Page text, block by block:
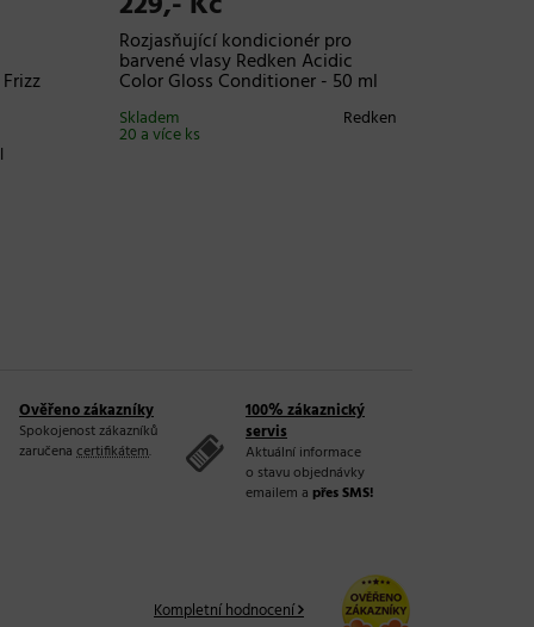
Rozjasňující kondicionér pro
barvené vlasy Redken Acidic
Color Gloss Conditioner - 50 ml
Redken
Skladem
20 a více ks
Ověřeno zákazníky
Spokojenost zákazníků
zaručena certifikátem.
100% zákaznický
servis
Aktuální informace
o stavu objednávky
emailem a přes SMS!
Kompletní hodnocení